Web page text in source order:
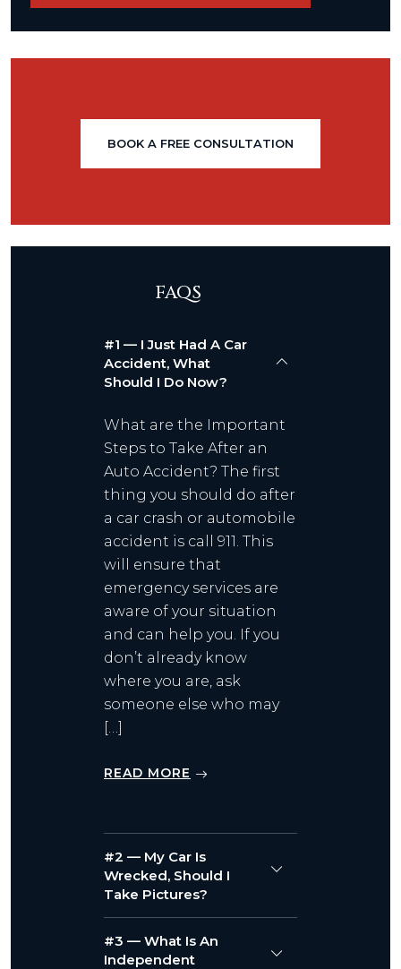
BOOK A FREE CONSULTATION
FAQS
#1 — I Just Had A Car
Accident, What
Should I Do Now?
What are the Important
Steps to Take After an
Auto Accident? The first
thing you should do after
a car crash or automobile
accident is call 911. This
will ensure that
emergency services are
aware of your situation
and can help you. If you
don’t already know
where you are, ask
someone else who may
[…]
READ MORE
#2 — My Car Is
Wrecked, Should I
Take Pictures?
#3 — What Is An
Independent